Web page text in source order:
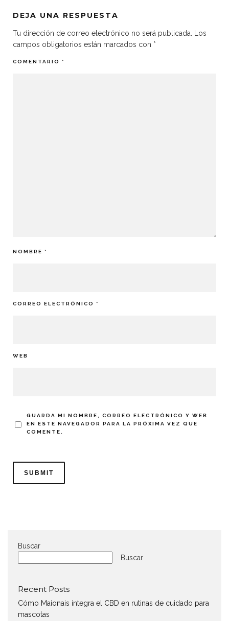
DEJA UNA RESPUESTA
Tu dirección de correo electrónico no será publicada.
Los
campos obligatorios están marcados con *
COMENTARIO *
NOMBRE *
CORREO ELECTRÓNICO *
WEB
GUARDA MI NOMBRE, CORREO ELECTRÓNICO Y WEB
EN ESTE NAVEGADOR PARA LA PRÓXIMA VEZ QUE
COMENTE.
Buscar
Buscar
Recent Posts
Cómo Maionais integra el CBD en rutinas de cuidado para
mascotas